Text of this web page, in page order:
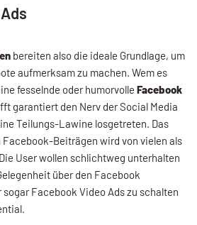
bereiten also die ideale Grundlage, um
aufmerksam zu machen. Wem es
fesselnde oder humorvolle Facebook
garantiert den Nerv der Social Media
Teilungs-Lawine losgetreten. Das
Beiträgen wird von vielen als
User wollen schlichtweg unterhalten
über den Facebook
Facebook Video Ads zu schalten